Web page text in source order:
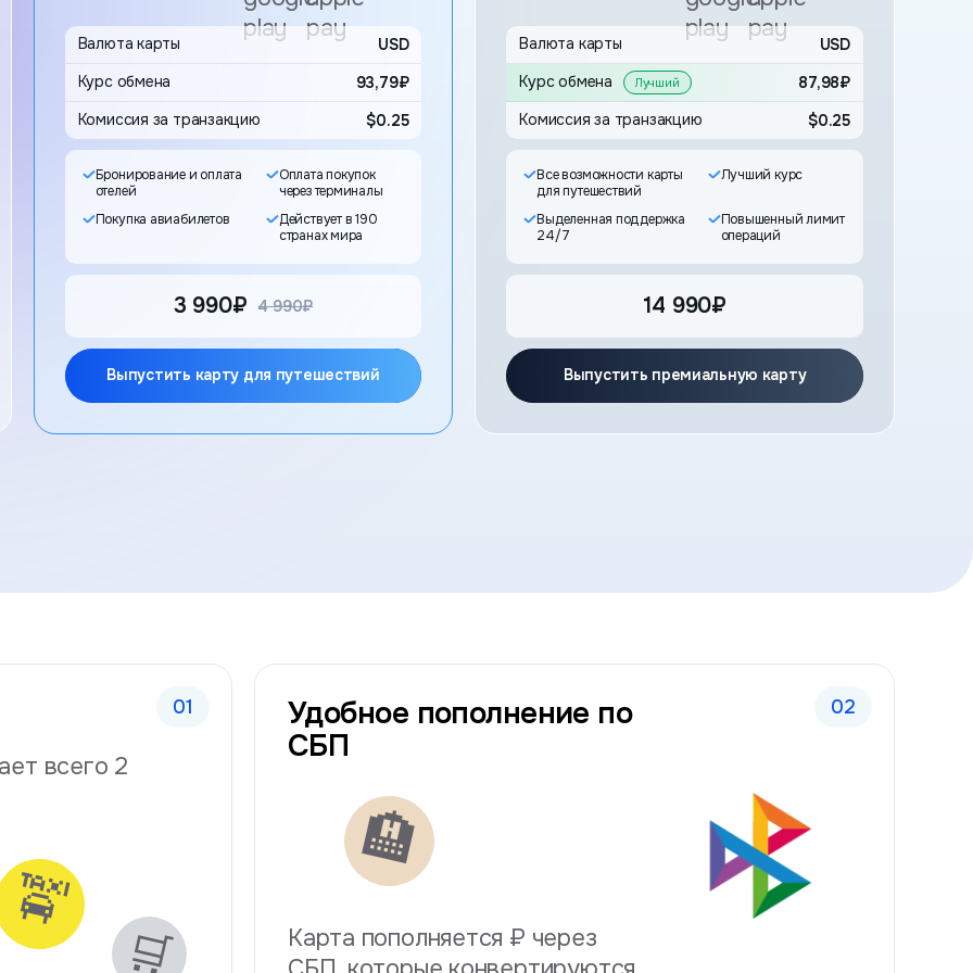
Валюта карты
USD
93,79₽
Комиссия за транзакцию $0.25
Бронирование и оплата
отелей
Оплата покупок
через терминалы
Покупка авиабилетов
Действует в 190
странах мира
3 990₽ старая цена
4 990₽
Выпустить карту для путешествий
Валюта карты
USD
87,98₽
Комиссия за транзакцию $0.25
Все возможности карты
для путешествий
Лучший курс
Выделенная поддержка
24/7
Повышенный лимит
операций
14 990₽
Выпустить премиальную карту
всего 2
🚖
🛒
Удобное пополнение по
СБП
Карта пополняется ₽ через
🏨
конвертации.
специализированных продуктов, рассчитанных под конкретную задачу
разделение карт по задачам
в попытке определить единственного победителя для всех сценариев
только карту, но и характер операции. Требования ChatGPT Plus отличаются
работы рекуррентных списаний:
совместимость со Stripe и устойчивость к повторным ежемесячным
требования становятся значительно жёстче.
Airbnb и транспортных сервисах.
бизнеса
уже другие параметры.